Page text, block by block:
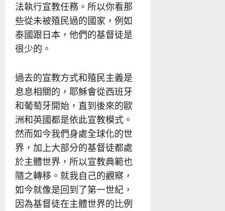
法執行宣教任務。所以你看那
些從未被殖民過的國家，例如
泰國跟日本，他們的基督徒是
很少的。
過去的宣教方式和殖民主義是
息息相關的，耶穌會從西班牙
和葡萄牙開始，直到後來的歐
洲和英國都是依此宣教模式。
然而如今我們身處全球化的世
界，加上大部分的基督徒都處
於主體世界，所以宣教典範也
隨之轉移。就我自己的觀察，
如今就像是回到了第一世紀，
因為基督徒在主體世界的比例